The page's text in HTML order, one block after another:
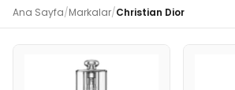
Ana Sayfa/Markalar/Christian Dior